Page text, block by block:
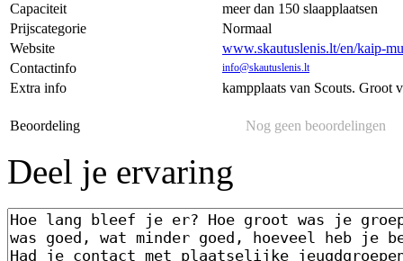
Capaciteit
meer dan 150 slaapplaatsen
Prijscategorie
Normaal
Website
www.skautuslenis.lt/en/kaip-
Contactinfo
info@skautuslenis.lt
Extra info kampplaats van Scouts. Groot
Beoordeling Nog geen beoordelingen
Deel je ervaring